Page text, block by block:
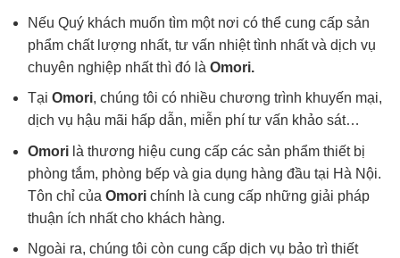
Nếu Quý khách muốn tìm một nơi có thể cung cấp sản
phẩm chất lượng nhất, tư vấn nhiệt tình nhất và dịch vụ
chuyên nghiệp nhất thì đó là Omori.
Tại Omori, chúng tôi có nhiều chương trình khuyến mại,
dịch vụ hậu mãi hấp dẫn, miễn phí tư vấn khảo sát…
Omori là thương hiệu cung cấp các sản phẩm thiết bị
phòng tắm, phòng bếp và gia dụng hàng đầu tại Hà Nội.
Tôn chỉ của Omorichính là cung cấp những giải pháp
thuận ích nhất cho khách hàng.
Ngoài ra, chúng tôi còn cung cấp dịch vụ bảo trì thiết